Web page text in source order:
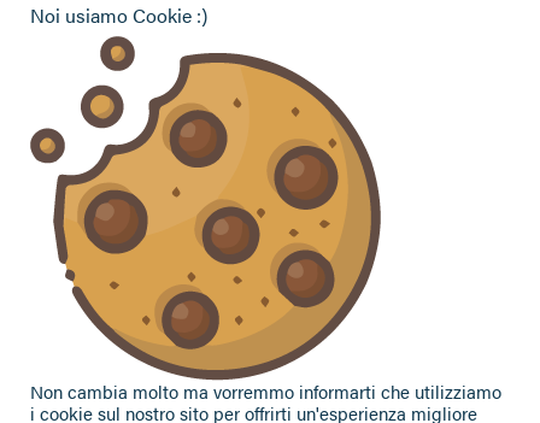
Vuoi contattarci per ricevere assistenza, lasciare un
commento o chiedere informazioni?
CONTATTACI
Seguici sui social
Noi usiamo Cookie :)
Non cambia molto ma vorremmo informarti che utilizziamo
i cookie sul nostro sito per offrirti un'esperienza migliore